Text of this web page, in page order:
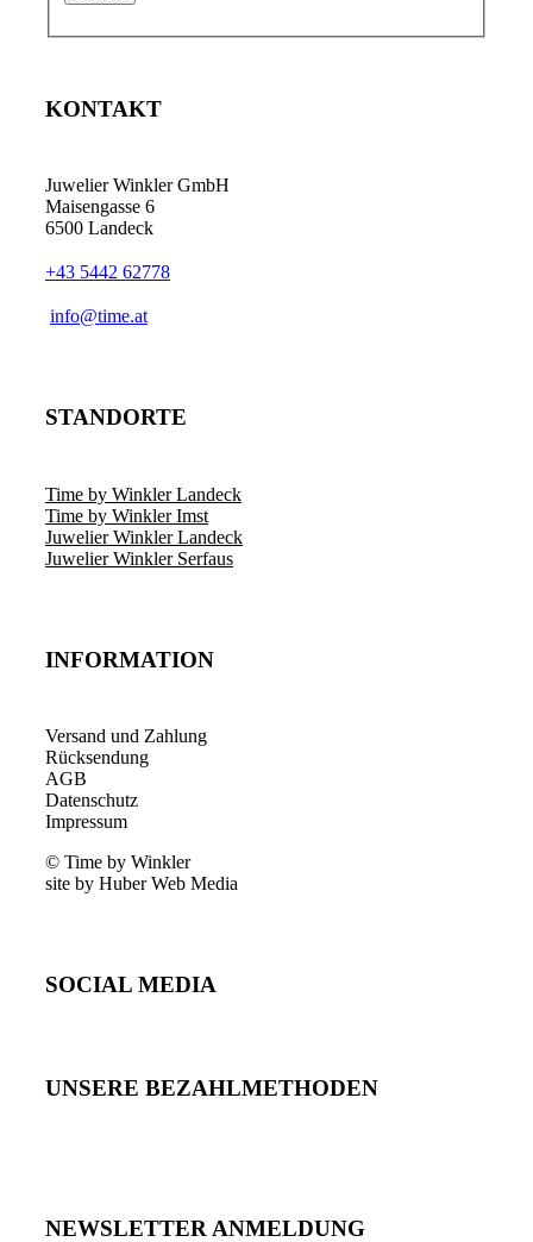
KONTAKT
Juwelier Winkler GmbH
Maisengasse 6
6500 Landeck
+43 5442 62778
info@time.at
STANDORTE
Time by Winkler Landeck
Time by Winkler Imst
Juwelier Winkler Landeck
Juwelier Winkler Serfaus
INFORMATION
Versand und Zahlung
Rücksendung
AGB
Datenschutz
Impressum
© Time by Winkler
site by Huber Web Media
SOCIAL MEDIA
UNSERE BEZAHLMETHODEN
NEWSLETTER ANMELDUNG